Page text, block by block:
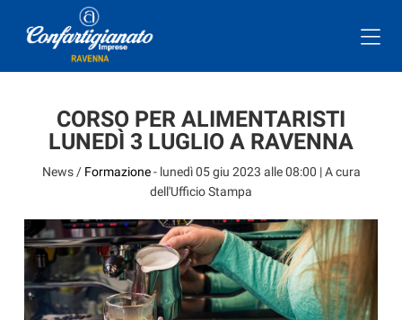
CORSO PER ALIMENTARISTI
LUNEDÌ 3 LUGLIO A RAVENNA
News / Formazione- lunedì 05 giu 2023 alle 08:00 | A cura
dell'Ufficio Stampa